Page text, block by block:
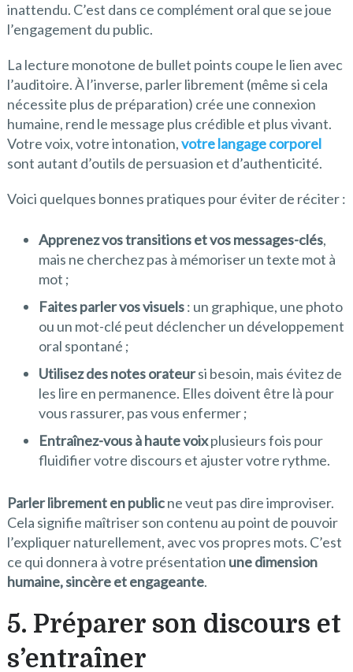
inattendu. C’est dans ce complément oral que se joue
l’engagement du public.
La lecture monotone de bullet points coupe le lien avec
l’auditoire. À l’inverse, parler librement (même si cela
nécessite plus de préparation) crée une connexion
humaine, rend le message plus crédible et plus vivant.
Votre voix, votre intonation,votre langage corporel
sont autant d’outils de persuasion et d’authenticité.
Voici quelques bonnes pratiques pour éviter de réciter :
Apprenez vos transitions et vos messages-clés,
mais ne cherchez pas à mémoriser un texte mot à
mot ;
Faites parler vos visuels: un graphique, une photo
ou un mot-clé peut déclencher un développement
oral spontané ;
Utilisez des notes orateursi besoin, mais évitez de
les lire en permanence. Elles doivent être là pour
vous rassurer, pas vous enfermer ;
Entraînez-vous à haute voixplusieurs fois pour
fluidifier votre discours et ajuster votre rythme.
Parler librement en publicne veut pas dire improviser.
Cela signifie maîtriser son contenu au point de pouvoir
l’expliquer naturellement, avec vos propres mots. C’est
ce qui donnera à votre présentation une dimension
humaine, sincère et engageante.
5. Préparer son discours et
s’entraîner